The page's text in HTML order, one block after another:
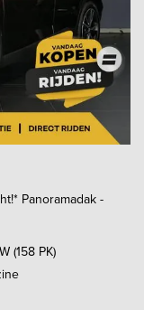
Panoramadak -
(158 PK)